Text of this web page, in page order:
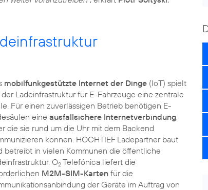
mobilfunkgestützte Internet der Dinge(IoT) spielt
der Ladeinfrastruktur für E-Fahrzeuge eine zentrale
Für einen zuverlässigen Betrieb benötigen E-
eine ausfallsichere Internetverbindung,
die sie rund um die Uhr mit dem Backend
können. HOCHTIEF Ladepartner baut
betreibt in vielen Kommunen die öffentliche
O2Telefónica liefert die
M2M-SIM-Kartenfür die
der Geräte im Auftrag von